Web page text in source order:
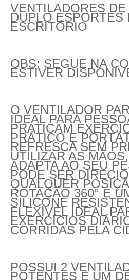
VENTILADORES
DUPLO ESPORTES
ESCRITÓRIO
OBS: SEGUE NA
ESTIVER
O VENTILADOR
IDEAL PARA
PRATICAM
PRÁTICO E
REFRESCA SEM
UTILIZAR AS
ADAPTA AO SEU
PODE SER
QUALQUER
ROTAÇÃO 360° E
SILICONE
FLEXÍVEL IDEAL
EXERCÍCIOS
CORRIDAS PELA
POSSUI 2
POTENTES E UM